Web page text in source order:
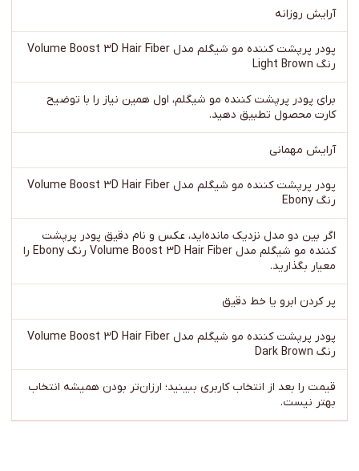
آرایش روزانه
پودر پرپشت کننده مو شیگلم مدل Volume Boost 3D Hair Fiber
رنگ Light Brown
برای پودر پرپشت کننده مو شیگلم، اول همین نیاز را با توضیح
کارت محصول تطبیق دهید.
آرایش مهمانی
پودر پرپشت کننده مو شیگلم مدل Volume Boost 3D Hair Fiber
رنگ Ebony
اگر بین دو مدل نزدیک مانده‌اید، عکس و نام دقیق پودر پرپشت
کننده مو شیگلم مدل Volume Boost 3D Hair Fiber رنگ Ebony را
معیار بگذارید.
پر کردن ابرو یا خط دقیق
پودر پرپشت کننده مو شیگلم مدل Volume Boost 3D Hair Fiber
رنگ Dark Brown
قیمت را بعد از انتخاب کاربری ببینید؛ ارزان‌تر بودن همیشه انتخاب
بهتر نیست.